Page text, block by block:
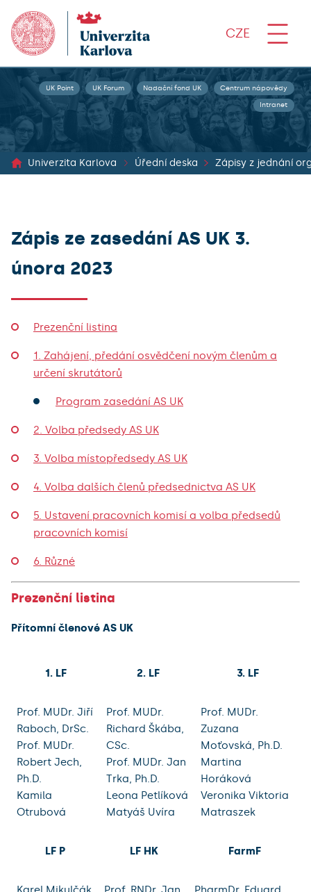
CZE
UK Point UK Forum Nadační fond UK Centrum nápovědy
Intranet
Univerzita Karlova Úřední deska
Zápis ze zasedání AS UK 3.
února 2023
Prezenční listina
1. Zahájení, předání osvědčení novým členům a
určení skrutátorů
Program zasedání AS UK
2. Volba předsedy AS UK
3. Volba místopředsedy AS UK
4. Volba dalších členů předsednictva AS UK
5. Ustavení pracovních komisí a volba předsedů
pracovních komisí
6. Různé
Prezenční listina
Přítomní členové AS UK
1. LF 2. LF 3. LF
Prof. MUDr. Jiří
Raboch, DrSc.
Prof. MUDr.
Robert Jech,
Ph.D.
Kamila
Otrubová
Prof. MUDr.
Richard Škába,
CSc.
Prof. MUDr. Jan
Trka, Ph.D.
Leona Petlíková
Matyáš Uvíra
Prof. MUDr.
Zuzana
Moťovská, Ph.D.
Martina
Horáková
Veronika Viktoria
Matraszek
LF P LF HK FarmF